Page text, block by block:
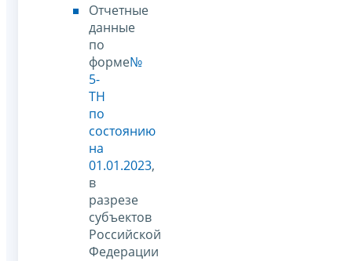
Отчетные
данные
по
форме№
5-
ТН
по
состоянию
на
01.01.2023,
в
разрезе
субъектов
Российской
Федерации